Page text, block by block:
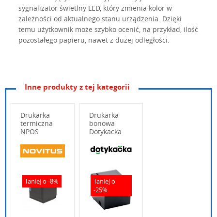
sygnalizator świetlny LED, który zmienia kolor w
zależności od aktualnego stanu urządzenia. Dzięki
temu użytkownik może szybko ocenić, na przykład, ilość
pozostałego papieru, nawet z dużej odległości.
Parametry
metoda druku: termiczna
rozdzielczość: 203 DPI
szerokość: 80mm (maksymalna)
Papier
typ papieru: termiczny
grubość: 0,056mm - 0,13mm
średnica rolki (maks.): 83mm
Wytrzymałość
mechanizm drukujący: 150 km
wydruku
Drukarka Sunso WTP800 - program do
konfiguracji
sunso-pos-printer-driver-v2.5.3.4.exe
pobierz
Wpisz poniżej swoje pytanie
Inne produkty z tej kategorii
Drukarka
termiczna
NPOS
T800
Taniej o -8%
Drukarka
bonowa
Dotykacka
RP326
Taniej o
-25%